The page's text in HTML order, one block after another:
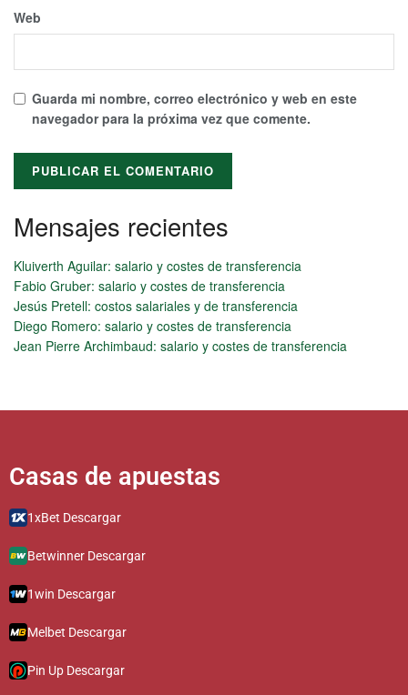
Web
Guarda mi nombre, correo electrónico y web en este
navegador para la próxima vez que comente.
Alternative:
Mensajes recientes
Kluiverth Aguilar: salario y costes de transferencia
Fabio Gruber: salario y costes de transferencia
Jesús Pretell: costos salariales y de transferencia
Diego Romero: salario y costes de transferencia
Jean Pierre Archimbaud: salario y costes de transferencia
Casas de apuestas​​​​​​​​
1xBet Descargar
Betwinner Descargar
1win Descargar
Melbet Descargar
Pin Up Descargar